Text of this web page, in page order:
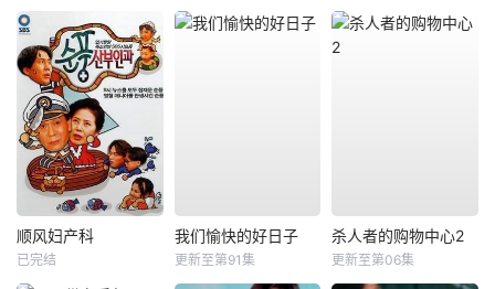
顺风妇产科
已完结
我们愉快的好日子
更新至第91集
杀人者的购物中心2
更新至第06集